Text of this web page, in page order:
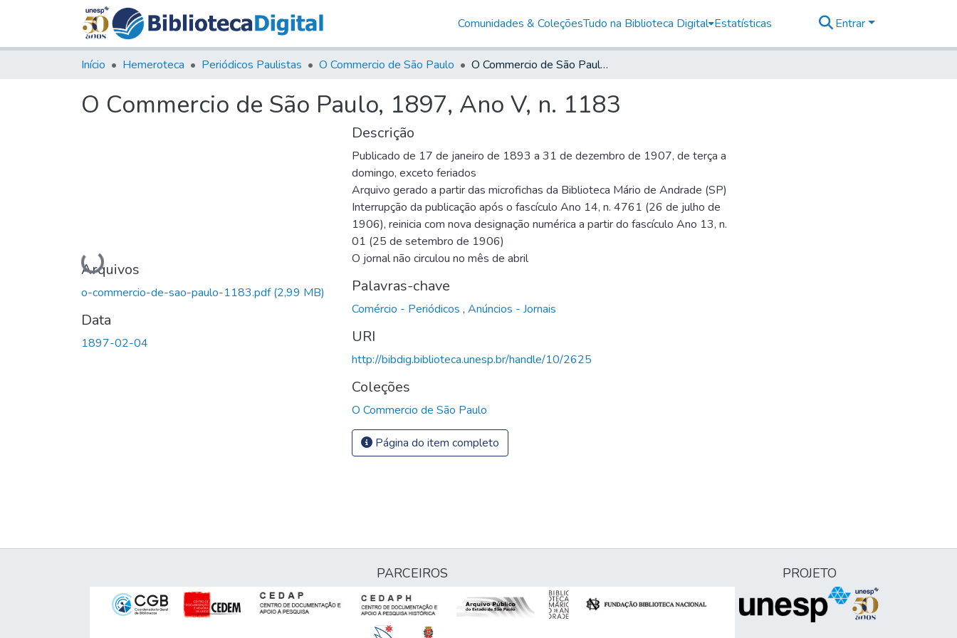
Comunidades & ColeçõesTudo na Biblioteca Digital Estatísticas Entrar
Início Hemeroteca Periódicos Paulistas O Commercio de São Paulo O Commercio de São Paulo, 1897, Ano V, n. 1183
O Commercio de São Paulo, 1897, Ano V, n. 1183
Carregando...
Arquivos
o-commercio-de-sao-paulo-1183.pdf(2,99 MB)
Data
1897-02-04
Descrição
Publicado de 17 de janeiro de 1893 a 31 de dezembro de 1907, de terça a
domingo, exceto feriados
Arquivo gerado a partir das microfichas da Biblioteca Mário de Andrade (SP)
Interrupção da publicação após o fascículo Ano 14, n. 4761 (26 de julho de
1906), reinicia com nova designação numérica a partir do fascículo Ano 13, n.
01 (25 de setembro de 1906)
O jornal não circulou no mês de abril
Palavras-chave
Comércio - Periódicos , Anúncios - Jornais
URI
http://bibdig.biblioteca.unesp.br/handle/10/2625
Coleções
O Commercio de São Paulo
Página do item completo
PARCEIROS PROJETO